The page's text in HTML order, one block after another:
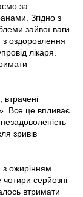
за
Згідно з
зайвої ваги
з оздоровлення
лікаря.
втрачені
Все це впливає
зривів
з ожирінням
серйозні
втримати